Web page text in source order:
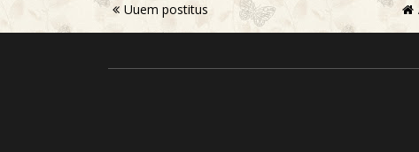
Uuem postitus